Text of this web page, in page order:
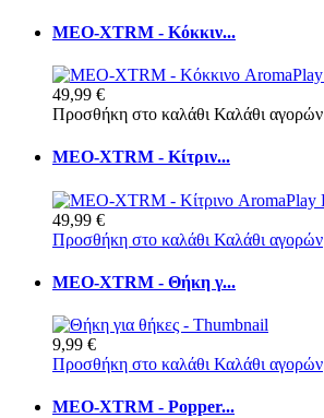
MEO-XTRM - Κόκκιν...
49,99 €
Προσθήκη στο καλάθι Καλάθι αγορών
MEO-XTRM - Κίτριν...
49,99 €
Προσθήκη στο καλάθι Καλάθι αγορών
MEO-XTRM - Θήκη γ...
9,99 €
Προσθήκη στο καλάθι Καλάθι αγορών
MEO-XTRM - Popper...